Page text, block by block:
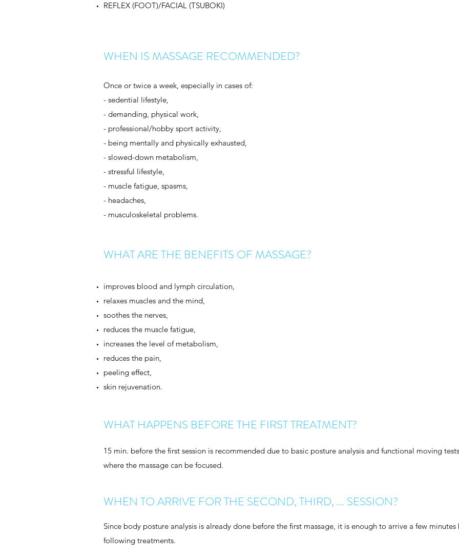
REFLEX (FOOT)/FACIAL (TSUBOKI)
WHEN IS MASSAGE RECOMMENDED?
Once or twice a week, especially in cases of:
- sedential lifestyle,
- demanding, physical work,
- professional/hobby sport activity,
- being mentally and physically exhausted,
- slowed-down metabolism,
- stressful lifestyle,
- muscle fatigue, spasms,
- headaches,
- musculoskeletal problems.
WHAT ARE THE BENEFITS OF MASSAGE?
improves blood and lymph circulation,
relaxes muscles and the mind,
soothes the nerves,
reduces the muscle fatigue,
increases the level of metabolism,
reduces the pain,
peeling effect,
skin rejuvenation.
WHAT HAPPENS BEFORE THE FIRST TREATMENT?
15 min. before the first session is recommended due to basic posture analysis and functional moving
where the massage can be focused.
WHEN TO ARRIVE FOR THE SECOND, THIRD, ... SESSION?
Since body posture analysis is already done before the first massage, it is enough to arrive a few minutes
following treatments.